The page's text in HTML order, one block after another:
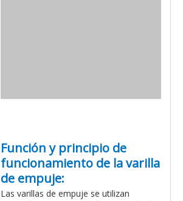
Función y principio de
funcionamiento de la varilla
de empuje:
Las varillas de empuje se utilizan